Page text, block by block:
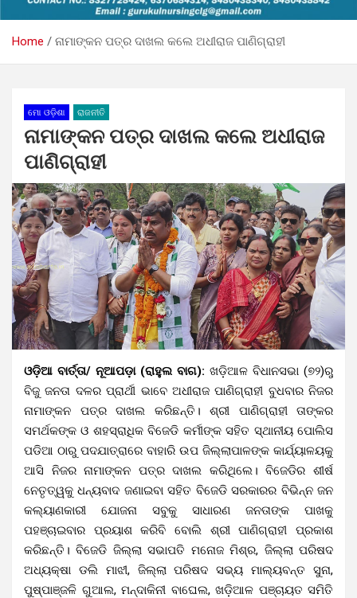
Home ନାମାଙ୍କନ ପତ୍ର ଦାଖଲ କଲେ ଅଧୀରାଜ ପାଣିଗ୍ରାହୀ
ମୋ ଓଡ଼ିଶା ରାଜନୀତି
ନାମାଙ୍କନ ପତ୍ର ଦାଖଲ କଲେ ଅଧୀରାଜ
ପାଣିଗ୍ରାହୀ
ଓଡ଼ିଆ ବାର୍ତ୍ତା/ ନୂଆପଡ଼ା (ରାହୁଲ ବାଗ): ଖଡ଼ିଆଳ ବିଧାନସଭା (୭୨)ରୁ
ବିଜୁ ଜନତା ଦଳର ପ୍ରାର୍ଥୀ ଭାବେ ଅଧୀରାଜ ପାଣିଗ୍ରାହୀ ବୁଧବାର ନିଜର
ନାମାଙ୍କନ ପତ୍ର ଦାଖଲ କରିଛନ୍ତି। ଶ୍ରୀ ପାଣିଗ୍ରାହୀ ତାଙ୍କର
ସମର୍ଥକଙ୍କ ଓ ଶହସ୍ରାଧିକ ବିଜେଡି କର୍ମୀଙ୍କ ସହିତ ସ୍ଥାନୀୟ ପୋଲିସ
ପଡିଆ ଠାରୁ ପଦଯାତ୍ରାରେ ବାହାରି ଉପ ଜିଲ୍ଲାପାଳଙ୍କ କାର୍ଯ୍ୟାଳୟକୁ
ଆସି ନିଜର ନାମାଙ୍କନ ପତ୍ର ଦାଖଲ କରିଥିଲେ। ବିଜେଡିର ଶୀର୍ଷ
ନେତୃତ୍ୱକୁ ଧନ୍ୟବାଦ ଜଣାଇବା ସହିତ ବିଜେଡି ସରକାରର ବିଭିନ୍ନ ଜନ
କଲ୍ୟାଣକାରୀ ଯୋଜନା ସବୁକୁ ସାଧାରଣ ଜନତାଙ୍କ ପାଖକୁ
ପହଞ୍ଚାଇବାର ପ୍ରୟାଶ କରିବି ବୋଲି ଶ୍ରୀ ପାଣିଗ୍ରାହୀ ପ୍ରକାଶ
କରିଛନ୍ତି। ବିଜେଡି ଜିଲ୍ଲା ସଭାପତି ମନୋଜ ମିଶ୍ର, ଜିଲ୍ଲା ପରିଷଦ
ଅଧ୍ୟକ୍ଷା ଡଲି ମାଝୀ, ଜିଲ୍ଲା ପରିଷଦ ସଭ୍ୟ ମାଲ୍ୟବନ୍ତ ସୁନା,
ପୁଷ୍ପାଞ୍ଜଳି ଗୁଆଲ, ମନ୍ଦାକିନୀ ବାଘେଲ, ଖଡ଼ିଆଳ ପଞ୍ଚାୟତ ସମିତି